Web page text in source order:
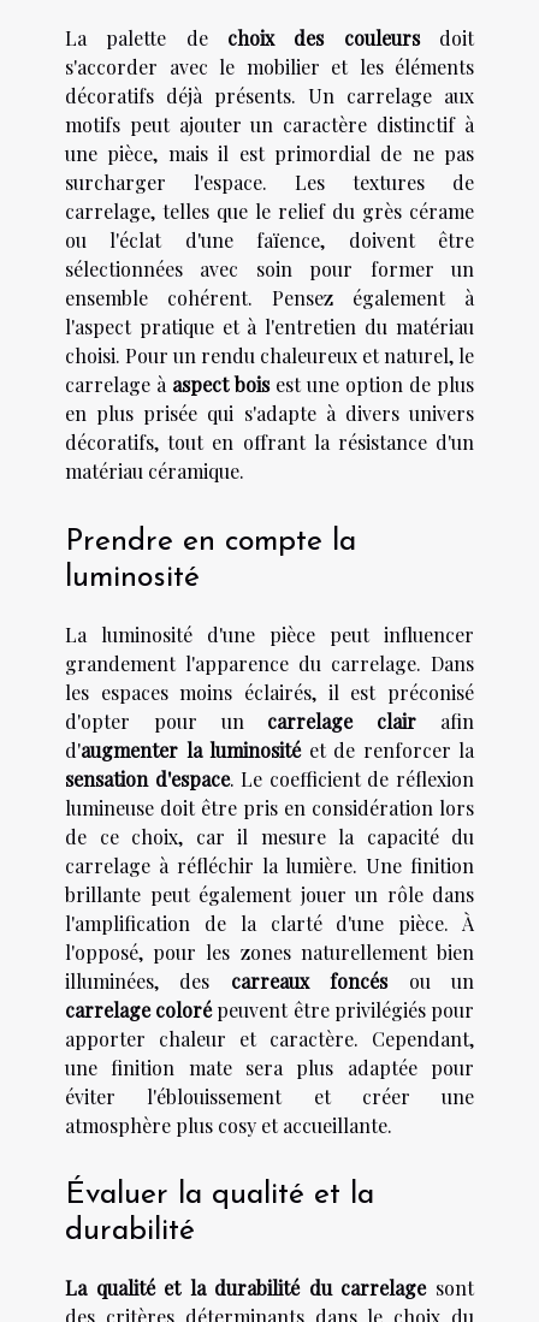
La palette de choix des couleursdoit
s'accorder avec le mobilier et les éléments
décoratifs déjà présents. Un carrelage aux
motifs peut ajouter un caractère distinctif à
une pièce, mais il est primordial de ne pas
surcharger l'espace. Les textures de
carrelage, telles que le relief du grès cérame
ou l'éclat d'une faïence, doivent être
sélectionnées avec soin pour former un
ensemble cohérent. Pensez également à
l'aspect pratique et à l'entretien du matériau
choisi. Pour un rendu chaleureux et naturel, le
carrelage à aspect boisest une option de plus
en plus prisée qui s'adapte à divers univers
décoratifs, tout en offrant la résistance d'un
matériau céramique.
Prendre en compte la
luminosité
La luminosité d'une pièce peut influencer
grandement l'apparence du carrelage. Dans
les espaces moins éclairés, il est préconisé
d'opter pour un carrelage clair afin
d'augmenter la luminositéet de renforcer la
sensation d'espace. Le coefficient de réflexion
lumineuse doit être pris en considération lors
de ce choix, car il mesure la capacité du
carrelage à réfléchir la lumière. Une finition
brillante peut également jouer un rôle dans
l'amplification de la clarté d'une pièce. À
l'opposé, pour les zones naturellement bien
illuminées, des carreaux foncésou un
carrelage colorépeuvent être privilégiés pour
apporter chaleur et caractère. Cependant,
une finition mate sera plus adaptée pour
éviter l'éblouissement et créer une
atmosphère plus cosy et accueillante.
Évaluer la qualité et la
durabilité
La qualité et la durabilité du carrelagesont
des critères déterminants dans le choix du